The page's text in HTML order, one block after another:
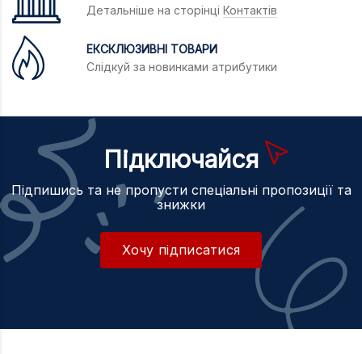
Детальніше на сторінці Контактів
ЕКСКЛЮЗИВНІ ТОВАРИ
Слідкуй за новинками атрибутики
Підключайся
Підпишись та не пропусти спеціальні пропозиції та
знижки
Хочу підписатися